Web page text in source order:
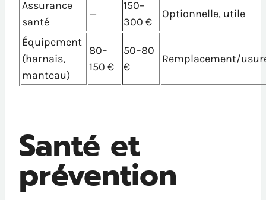
Assurance
santé
—
150–
300 €
Optionnelle, utile
Équipement
(harnais,
manteau)
80–
150 €
50–80
€
Remplacement/
Santé et
prévention